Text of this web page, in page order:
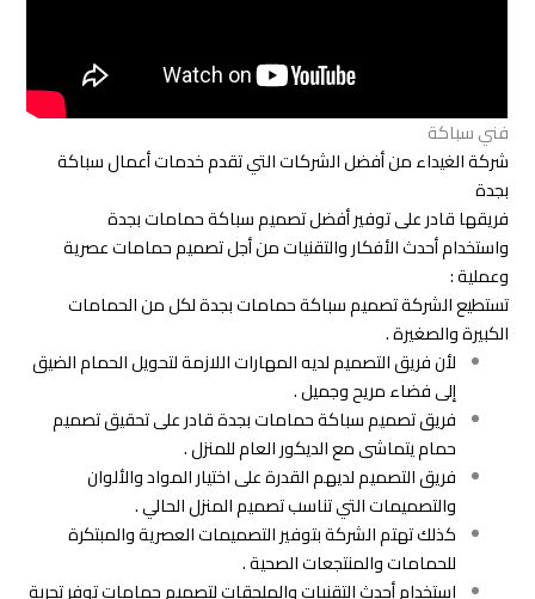
فني سباكة
شركة الغيداء من أفضل الشركات التي تقدم خدمات أعمال سباكة
بجدة
فريقها قادر على توفير أفضل تصميم سباكة حمامات بجدة
واستخدام أحدث الأفكار والتقنيات من أجل تصميم حمامات عصرية
وعملية :
تستطيع الشركة تصميم سباكة حمامات بجدة لكل من الحمامات
الكبيرة والصغيرة .
لأن فريق التصميم لديه المهارات اللازمة لتحويل الحمام الضيق
إلى فضاء مريح وجميل .
فريق تصميم سباكة حمامات بجدة قادر على تحقيق تصميم
حمام يتماشى مع الديكور العام للمنزل .
فريق التصميم لديهم القدرة على اختيار المواد والألوان
والتصميمات التي تناسب تصميم المنزل الحالي .
كذلك تهتم الشركة بتوفير التصميمات العصرية والمبتكرة
للحمامات والمنتجعات الصحية .
استخدام أحدث التقنيات والملحقات لتصميم حمامات توفر تجربة